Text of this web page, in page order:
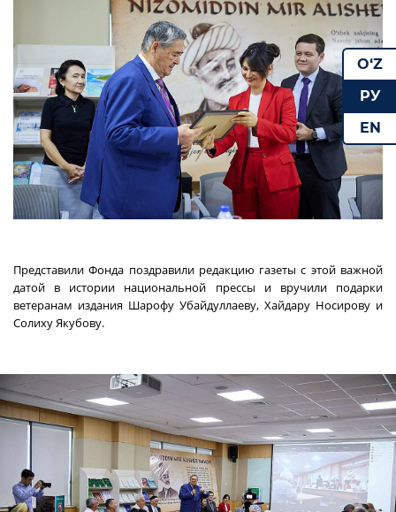
Представили Фонда поздравили редакцию газеты с этой важной
датой в истории национальной прессы и вручили подарки
ветеранам издания Шарофу Убайдуллаеву, Хайдару Носирову и
Солиху Якубову.
O‘Z
РУ
EN